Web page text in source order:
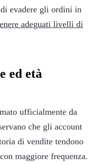
evadere gli ordini in
adeguati livelli di
ed età
ufficialmente da
che gli account
di vendite tendono
maggiore frequenza.